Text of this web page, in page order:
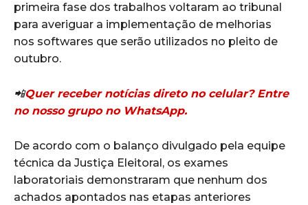
primeira fase dos trabalhos voltaram ao tribunal
para averiguar a implementação de melhorias
nos softwares que serão utilizados no pleito de
outubro.
📲Quer receber notícias direto no celular? Entre
no nosso grupo no WhatsApp.
De acordo com o balanço divulgado pela equipe
técnica da Justiça Eleitoral, os exames
laboratoriais demonstraram que nenhum dos
achados apontados nas etapas anteriores